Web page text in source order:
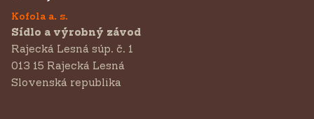
Kofola a. s.
Sídlo a výrobný závod
Rajecká Lesná súp. č. 1
013 15 Rajecká Lesná
Slovenská republika